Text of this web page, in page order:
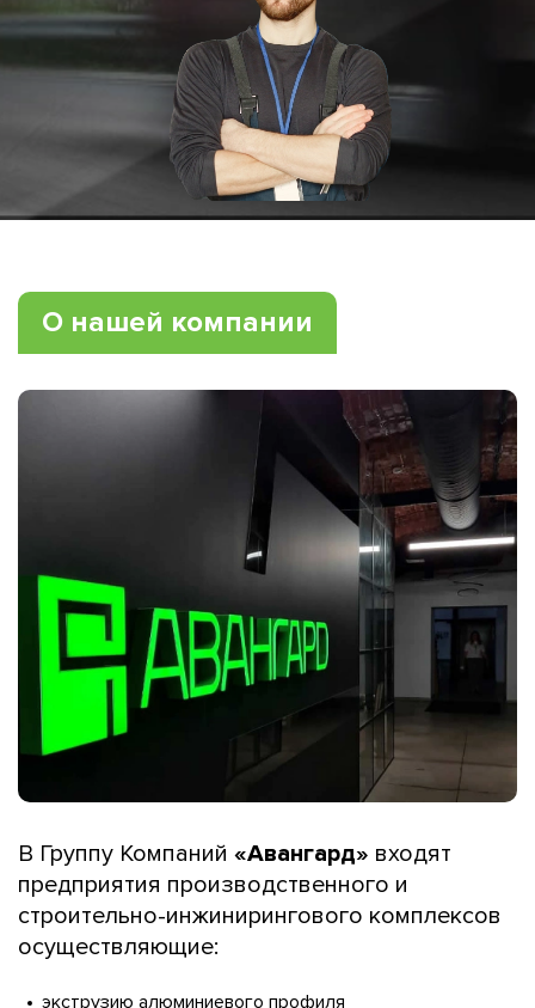
О нашей компании
В Группу Компаний «Авангард» входят
предприятия производственного и
строительно-инжинирингового комплексов
осуществляющие:
экструзию алюминиевого профиля